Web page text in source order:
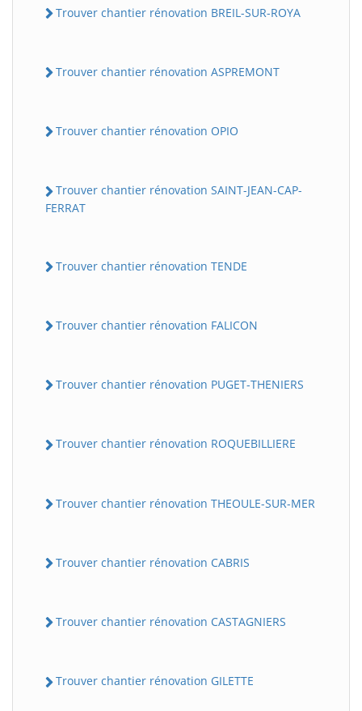
Trouver chantier rénovation BREIL-SUR-ROYA
Trouver chantier rénovation ASPREMONT
Trouver chantier rénovation OPIO
Trouver chantier rénovation SAINT-JEAN-CAP-
FERRAT
Trouver chantier rénovation TENDE
Trouver chantier rénovation FALICON
Trouver chantier rénovation PUGET-THENIERS
Trouver chantier rénovation ROQUEBILLIERE
Trouver chantier rénovation THEOULE-SUR-MER
Trouver chantier rénovation CABRIS
Trouver chantier rénovation CASTAGNIERS
Trouver chantier rénovation GILETTE